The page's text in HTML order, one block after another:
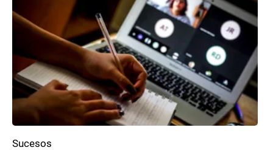
Sucesos